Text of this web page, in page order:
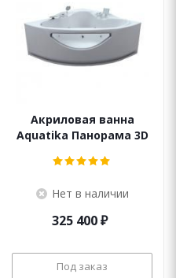
Акриловая ванна
Aquatika Панорама 3D
Нет в наличии
325 400₽
Под заказ